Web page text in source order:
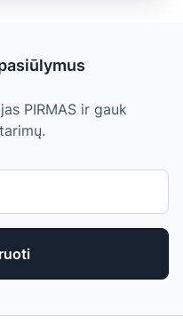
PIRMAS ir gauk